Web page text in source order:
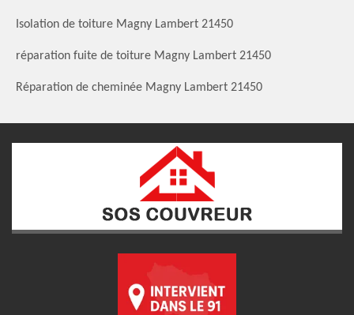
Isolation de toiture Magny Lambert 21450
réparation fuite de toiture Magny Lambert 21450
Réparation de cheminée Magny Lambert 21450